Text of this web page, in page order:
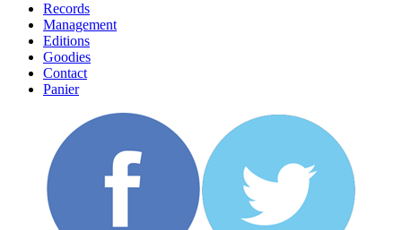
Records
Management
Editions
Goodies
Contact
Panier